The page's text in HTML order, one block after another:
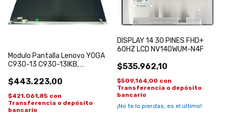
Modulo Pantalla Lenovo YOGA
C930-13 C930-13IKB,
$443.223,00
$421.061,85 con
Transferencia o depósito
bancario
DISPLAY 14 30 PINES FHD+
60HZ LCD NV140WUM-N4F
$535.962,10
$509.164,00 con
Transferencia o depósito
bancario
¡No te lo pierdas, es el último!